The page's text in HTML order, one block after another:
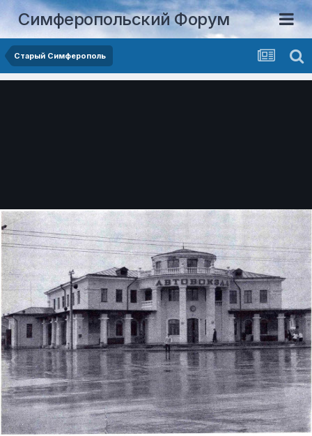
Симферопольский Форум
Старый Симферополь